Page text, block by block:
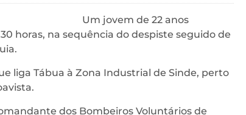
Um jovem de 22 anos
horas, na sequência do despiste seguido de
liga Tábua à Zona Industrial de Sinde, perto
dos Bombeiros Voluntários de